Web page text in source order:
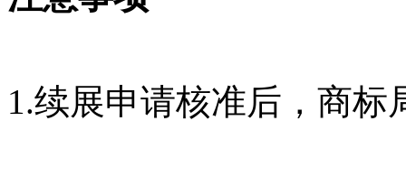
1.续展申请核准后，商